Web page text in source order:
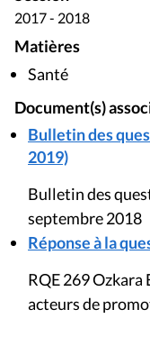
2017 - 2018
Matières
Santé
Document(s)
Bulletin des
2019)
Bulletin des
septembre 2018
Réponse à la
RQE 269 Ozkara
acteurs de